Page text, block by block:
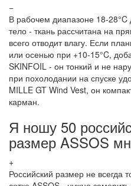
−
В рабочем диапазоне 18-28°C
тело - ткань рассчитана на
всего отводит влагу. Если
или осенью при +10-15°C,
SKINFOIL - он тонкий и не
при похолодании на спуске
MILLE GT Wind Vest, он
карман.
Я ношу 50
размер ASSOS
+
Российский размер не всегда